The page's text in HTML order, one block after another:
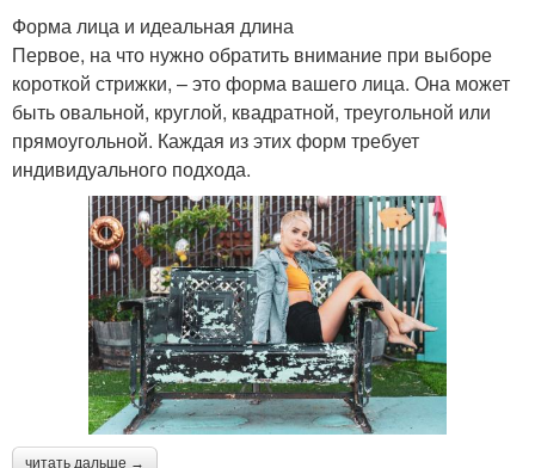
Форма лица и идеальная длина
Первое, на что нужно обратить внимание при выборе
короткой стрижки, – это форма вашего лица. Она может
быть овальной, круглой, квадратной, треугольной или
прямоугольной. Каждая из этих форм требует
индивидуального подхода.
читать дальше →